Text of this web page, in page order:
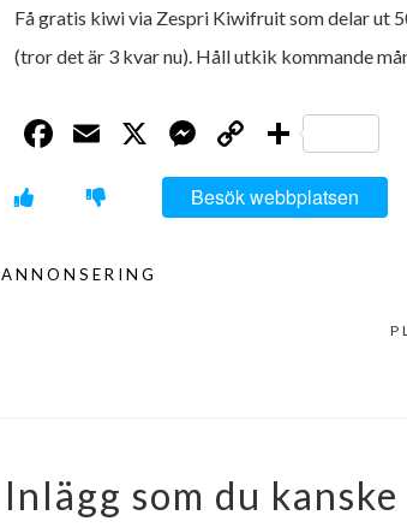
Få gratis kiwi via Zespri Kiwifruit som delar ut
(tror det är 3 kvar nu). Håll utkik kommande
Facebook
Email
X Messenger
Copy
Link
Dela
Besök webbplatsen
ANNONSERING
Inlägg som du